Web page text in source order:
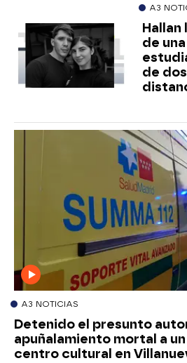
A3
Hallan
de
de
A3 NOTICIAS
Detenido el presunto
apuñalamiento mortal a
centro cultural en